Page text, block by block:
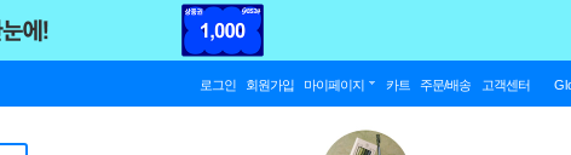
로그인 회원가입 마이페이지 카트 주문/배송 고객센터